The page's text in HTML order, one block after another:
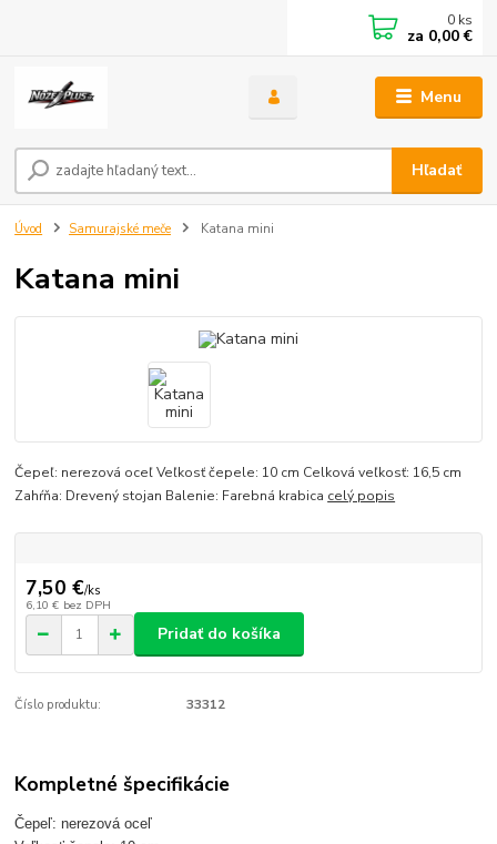
Menu
Hľadať
0 ks
za 0,00 €
Úvod Samurajské meče Katana mini
Katana mini
Čepeľ: nerezová oceľ Veľkosť čepele: 10 cm Celková veľkosť: 16,5 cm
Zahŕňa: Drevený stojan Balenie: Farebná krabica celý popis
7,50 €/ks
6,10 € bez DPH
Pridať do košíka
Číslo produktu: 33312
Kompletné špecifikácie
Čepeľ: nerezová oceľ